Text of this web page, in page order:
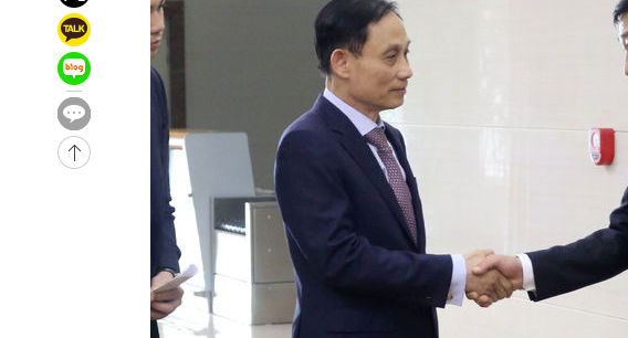
하향수정 (2보)
-25879초 전 >
[속보] 미 사업체, 일자리 7월에 2.3만 개 줄어…실업률은 4.1%로
-21742초 전 >
[속보]이 대통령 "부동산 공급 기존 사고방식 매달리지 말고 과감히
실천"
-20827초 전 >
이란, "오만과 '중앙 단일 루트' 합의…북쪽 인바운드·남쪽 아웃바
운드는 임시"
-12395초 전 >
"낮 기온 소폭 하락"…수도권 폭염중대경보, 폭염경보로 하향
-12359초 전 >
[속보]이 대통령, '호우피해' 안동·의성 관할 4개 면 특별재난지역
선포
-12322초 전 >
[단독]중수청 지원 검사들, 정원 초과 시 낮은 계급 임용…희망지 못
낮 최고 37도 찜통더위…곳곳 소나기·강원 많은 비[내일날씨]
SK하이닉스, 용인·청주 팹에 54조 투자…"AI 메모리 수요 선제 대
여자배구 이재영·이다영 자매, 아제르바이잔 투란VC 입단
외국인 심판 성 접대 7경기 들여다보니…한국 축구 '5승 2무'
[속보]코스닥, 2.86포인트(0.36%) 내린 798.81마감